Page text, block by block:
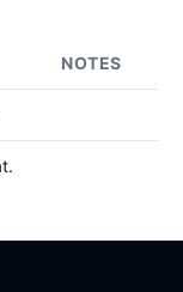
NOTES